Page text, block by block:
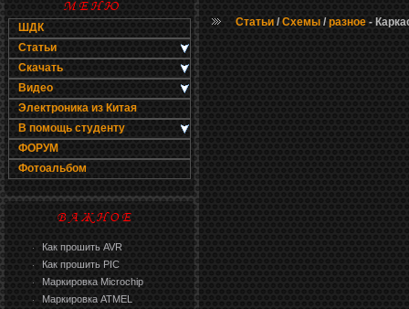
ШДК
Статьи
Скачать
Видео
Электроника из Китая
В помощь студенту
ФОРУМ
Фотоальбом
· Как прошить AVR
· Как прошить PIC
· Маркировка Microchip
· Маркировка ATMEL
Статьи /Схемы / разное -